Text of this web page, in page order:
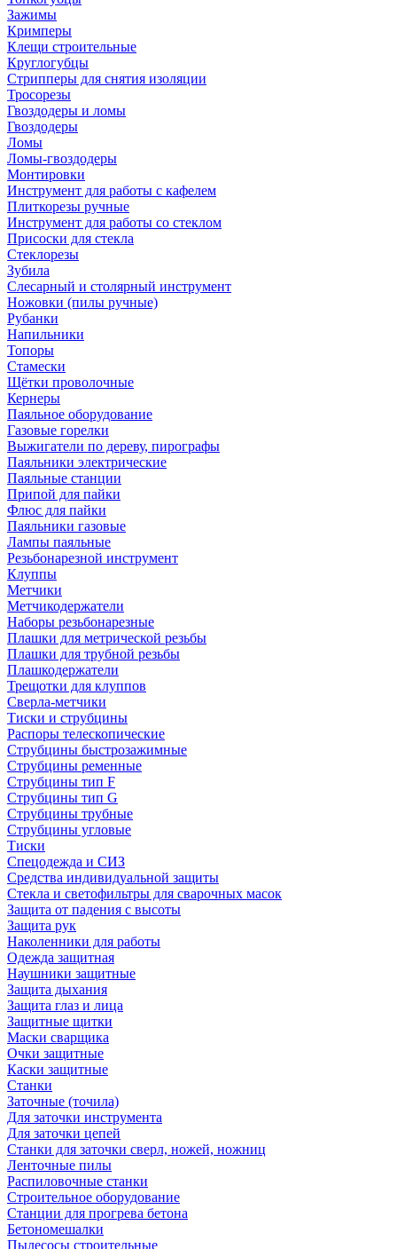
Зажимы
Кримперы
Клещи строительные
Круглогубцы
Стрипперы для снятия изоляции
Тросорезы
Гвоздодеры и ломы
Гвоздодеры
Ломы
Ломы-гвоздодеры
Монтировки
Инструмент для работы с кафелем
Плиткорезы ручные
Инструмент для работы со стеклом
Присоски для стекла
Стеклорезы
Зубила
Слесарный и столярный инструмент
Ножовки (пилы ручные)
Рубанки
Напильники
Топоры
Стамески
Щётки проволочные
Кернеры
Паяльное оборудование
Газовые горелки
Выжигатели по дереву, пирографы
Паяльники электрические
Паяльные станции
Припой для пайки
Флюс для пайки
Паяльники газовые
Лампы паяльные
Резьбонарезной инструмент
Клуппы
Метчики
Метчикодержатели
Наборы резьбонарезные
Плашки для метрической резьбы
Плашки для трубной резьбы
Плашкодержатели
Трещотки для клуппов
Сверла-метчики
Тиски и струбцины
Распоры телескопические
Струбцины быстрозажимные
Струбцины ременные
Струбцины тип F
Струбцины тип G
Струбцины трубные
Струбцины угловые
Тиски
Спецодежда и СИЗ
Средства индивидуальной защиты
Стекла и светофильтры для сварочных масок
Защита от падения с высоты
Защита рук
Наколенники для работы
Одежда защитная
Наушники защитные
Защита дыхания
Защита глаз и лица
Защитные щитки
Маски сварщика
Очки защитные
Каски защитные
Станки
Заточные (точила)
Для заточки инструмента
Для заточки цепей
Станки для заточки сверл, ножей, ножниц
Ленточные пилы
Распиловочные станки
Строительное оборудование
Станции для прогрева бетона
Бетономешалки
Пылесосы строительные